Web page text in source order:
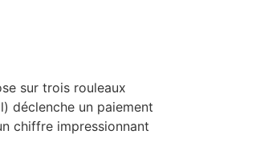
sur trois rouleaux
déclenche un paiement
chiffre impressionnant